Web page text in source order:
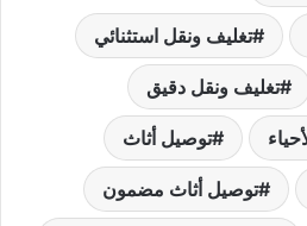
تغليف ونقل استثنائي
تغليف ونقل دقيق
توصيل أثاث
توصيل أثاث مضمون